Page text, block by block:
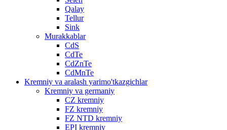
Qalay
Tellur
Sink
Murakkablar
CdS
CdTe
CdZnTe
CdMnTe
Kremniy va aralash yarimo'tkazgichlar
Kremniy va germaniy
CZ kremniy
FZ kremniy
FZ NTD kremniy
EPI kremniy